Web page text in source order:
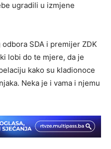
ugradili u izmjene
SDA i premijer ZDK
lobi do te mjere, da je
kako su kladionoce
Neka je i vama i njemu